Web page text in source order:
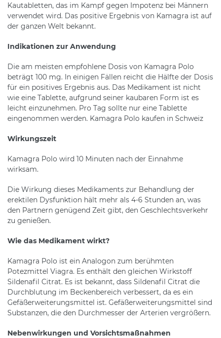
Kautabletten, das im Kampf gegen Impotenz bei Männern
verwendet wird. Das positive Ergebnis von Kamagra ist auf
der ganzen Welt bekannt.
Indikationen zur Anwendung
Die am meisten empfohlene Dosis von Kamagra Polo
beträgt 100 mg. In einigen Fällen reicht die Hälfte der Dosis
für ein positives Ergebnis aus. Das Medikament ist nicht
wie eine Tablette, aufgrund seiner kaubaren Form ist es
leicht einzunehmen. Pro Tag sollte nur eine Tablette
eingenommen werden. Kamagra Polo kaufen in Schweiz
Wirkungszeit
Kamagra Polo wird 10 Minuten nach der Einnahme
wirksam.
Die Wirkung dieses Medikaments zur Behandlung der
erektilen Dysfunktion hält mehr als 4-6 Stunden an, was
den Partnern genügend Zeit gibt, den Geschlechtsverkehr
zu genießen.
Wie das Medikament wirkt?
Kamagra Polo ist ein Analogon zum berühmten
Potezmittel Viagra. Es enthält den gleichen Wirkstoff
Sildenafil Citrat. Es ist bekannt, dass Sildenafil Citrat die
Durchblutung im Beckenbereich verbessert, da es ein
Gefäßerweiterungsmittel ist. Gefäßerweiterungsmittel sind
Substanzen, die den Durchmesser der Arterien vergrößern.
Nebenwirkungen und Vorsichtsmaßnahmen